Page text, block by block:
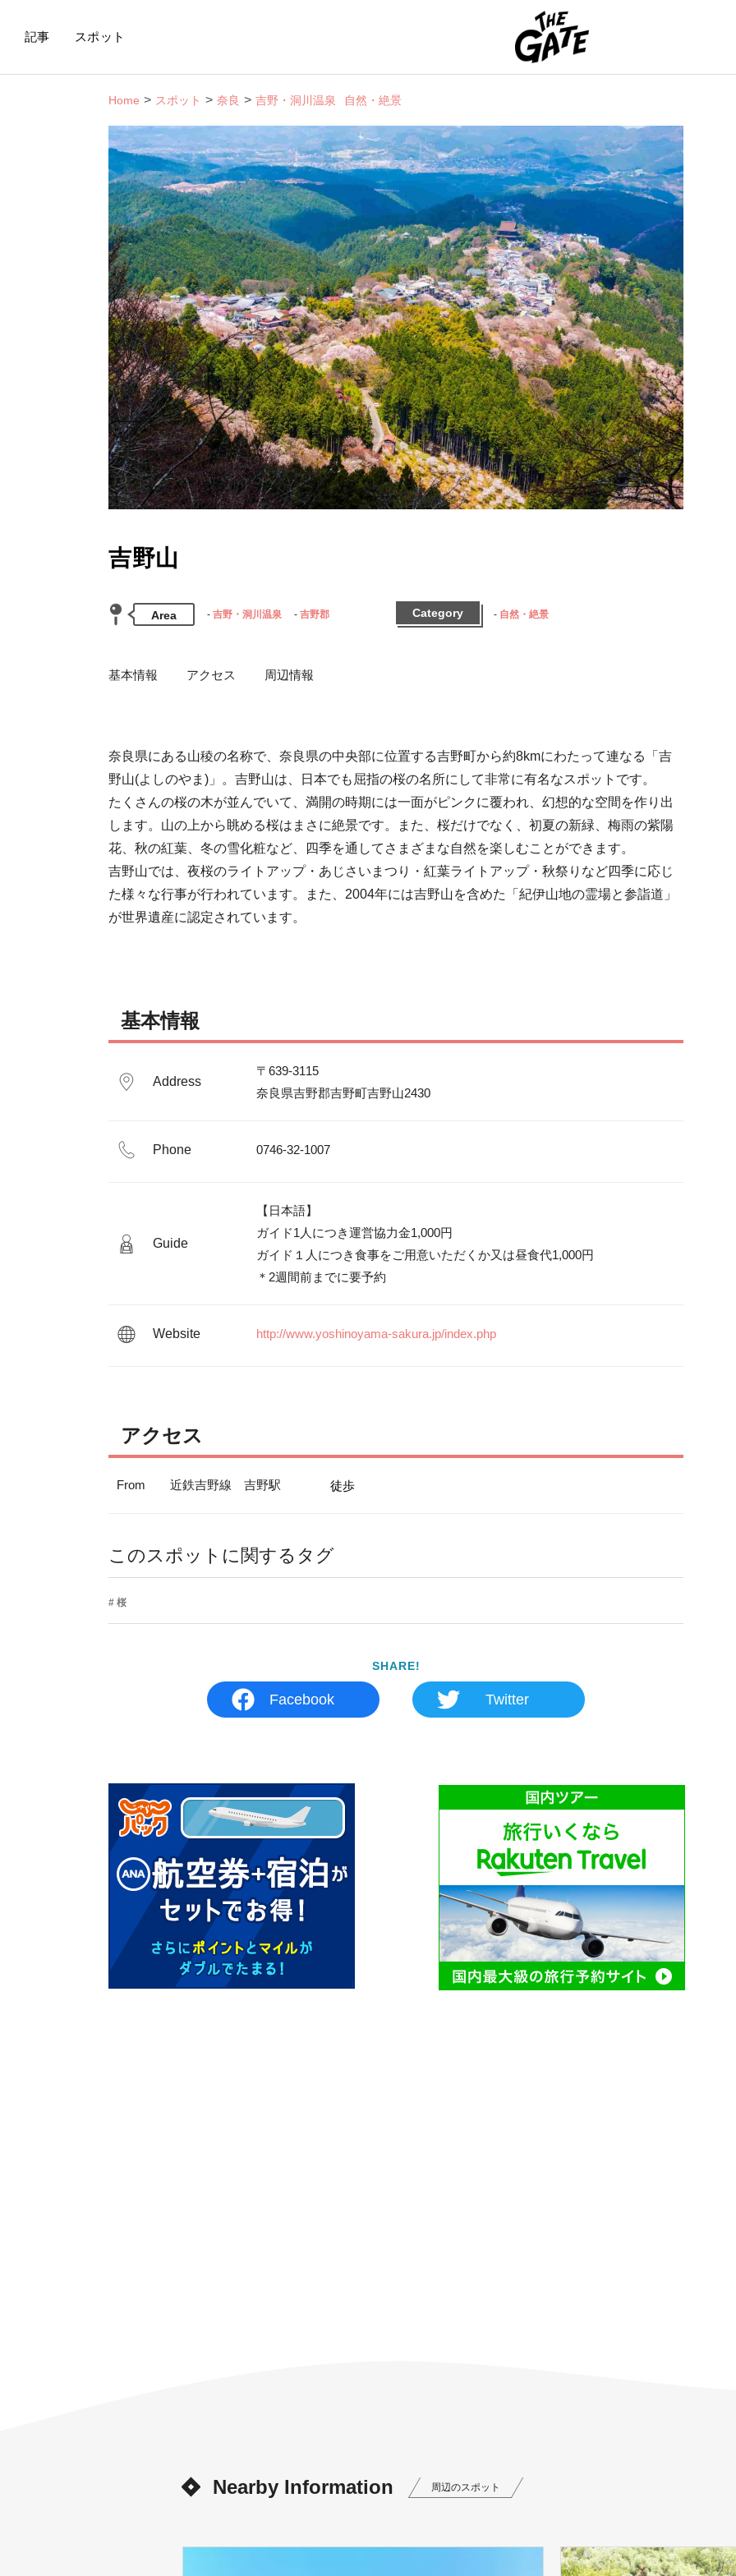
記事 スポット
Home スポット 奈良 吉野・洞川温泉 自然・絶景
吉野山
Area 吉野・洞川温泉 吉野郡 Category 自然・絶景
基本情報 アクセス 周辺情報
奈良県にある山稜の名称で、奈良県の中央部に位置する吉野町から約8kmにわたって連なる「吉
野山(よしのやま)」。吉野山は、日本でも屈指の桜の名所にして非常に有名なスポットです。
たくさんの桜の木が並んでいて、満開の時期には一面がピンクに覆われ、幻想的な空間を作り出
します。山の上から眺める桜はまさに絶景です。また、桜だけでなく、初夏の新緑、梅雨の紫陽
花、秋の紅葉、冬の雪化粧など、四季を通してさまざまな自然を楽しむことができます。
吉野山では、夜桜のライトアップ・あじさいまつり・紅葉ライトアップ・秋祭りなど四季に応じ
た様々な行事が行われています。また、2004年には吉野山を含めた「紀伊山地の霊場と参詣道」
が世界遺産に認定されています。
基本情報
Address
〒639-3115
奈良県吉野郡吉野町吉野山2430
Phone 0746-32-1007
Guide
【日本語】
ガイド1人につき運営協力金1,000円
ガイド１人につき食事をご用意いただくか又は昼食代1,000円
＊2週間前までに要予約
Website http://www.yoshinoyama-sakura.jp/index.php
アクセス
From 近鉄吉野線 吉野駅 徒歩
このスポットに関するタグ
桜
SHARE!
Facebook Twitter
Nearby Information 周辺のスポット